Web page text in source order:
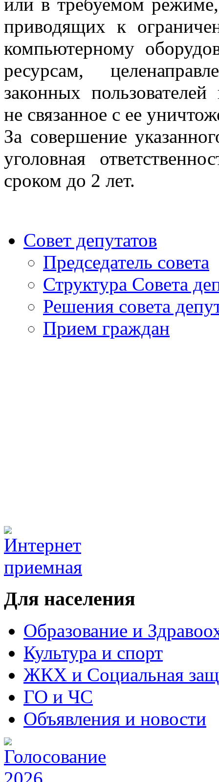
или в требуемом
приводящих к
компьютерному
ресурсам,
законных
не связанное с ее
За совершение
уголовная
сроком до 2 лет.
Совет депутатов
Председатель совета
Структура Совета
Решения совета
Прием граждан
Для населения
Образование и
Культура и спорт
ЖКХ и Социальная
ГО и ЧС
Объявления и новости